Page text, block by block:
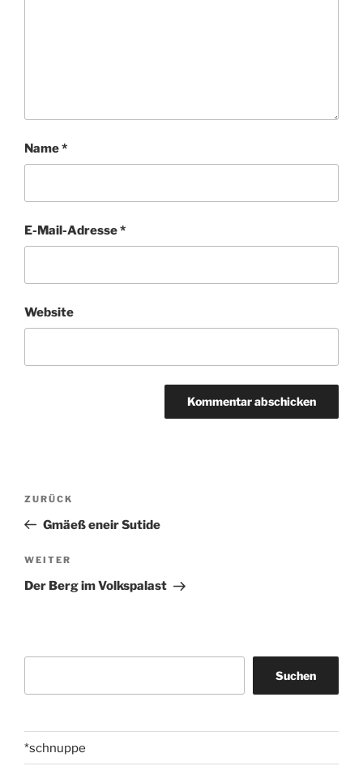
Name*
E-Mail-Adresse*
Website
Beitragsnavigation
Vorheriger
Beitrag
ZURÜCK
Gmäeß eneir Sutide
Nächster
Beitrag
WEITER
Der Berg im Volkspalast
Suchen
*schnuppe